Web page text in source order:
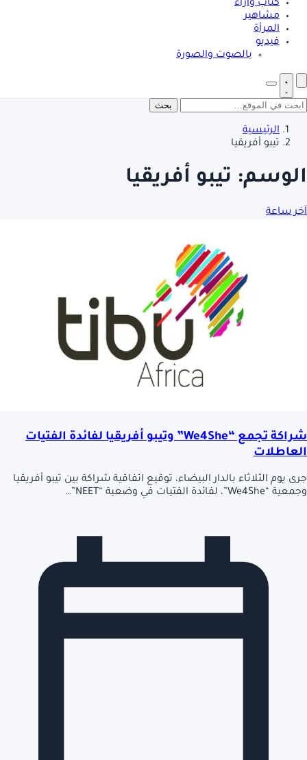
كتاب وآراء
مشاهير
المرأة
فيديو
بالصوت والصورة
بحث
الرئيسية
تيبو أفريقيا
الوسم: تيبو أفريقيا
آخر ساعة
شراكة تجمع “We4She” وتيبو أفريقيا لفائدة الفتيات
العاطلات
جرى يوم الثلاثاء بالدار البيضاء، توقيع اتفاقية شراكة بين تيبو أفريقيا
وجمعية “We4She”، لفائدة الفتيات في وضعية “NEET”…